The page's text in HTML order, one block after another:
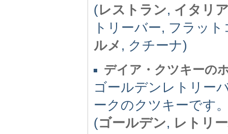
(レストラン, イタリ
トリーバー, フラッ
ルメ , クチーナ)
デイア・クツキーの
ゴールデンレトリー
ークのクツキーです
(ゴールデン, レトリ